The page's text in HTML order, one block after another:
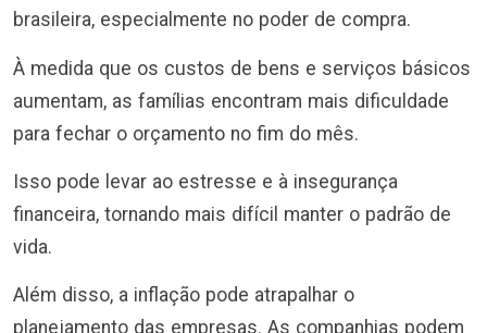
brasileira, especialmente no poder de compra.
À medida que os custos de bens e serviços básicos
aumentam, as famílias encontram mais dificuldade
para fechar o orçamento no fim do mês.
Isso pode levar ao estresse e à insegurança
financeira, tornando mais difícil manter o padrão de
vida.
Além disso, a inflação pode atrapalhar o
planejamento das empresas. As companhias podem